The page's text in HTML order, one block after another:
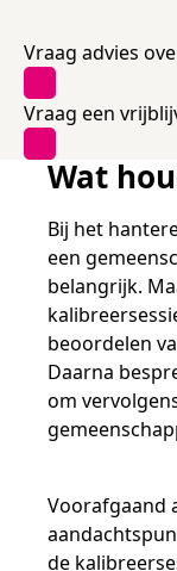
Snel naar
Bestellen
Jaarkalender
Snel naar
Ondersteuning
Reken- en
Op de
Aanmelden
Snel naar
Alfabetisering
Snel naar
Alfa-toetsen
Snel naar
Meer
NLQF kwalificatie
Zorg & welzijn
Nienke Elijzen
Saila Kiriwenno-
Peter van den
Wouter Roelofs
Snel naar
Een toets
Kennisbank
Werken bij
Docenten
Stageopdrachten
Collega's aan
Vraag advies
Vraag een
Wat
Bij het
een
belangrijk.
beoordelen
Daarna
om
Voorafgaand
de